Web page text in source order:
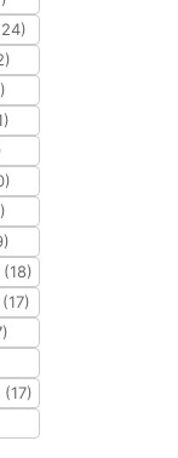
(18)
(17)